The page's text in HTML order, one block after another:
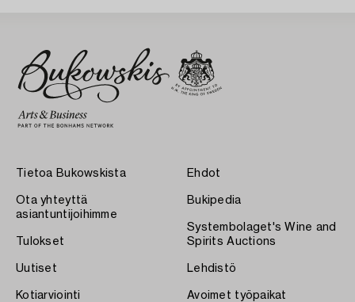
Tietoa Bukowskista
Ota yhteyttä
asiantuntijoihimme
Tulokset
Uutiset
Kotiarviointi
Ehdot
Bukipedia
Systembolaget's Wine and
Spirits Auctions
Lehdistö
Avoimet työpaikat